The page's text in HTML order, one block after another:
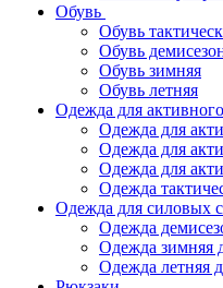
Обувь
Обувь
Обувь
Обувь зимняя
Обувь летняя
Одежда для
Одежда для
Одежда для
Одежда для
Одежда
Одежда для силовых
Одежда
Одежда зимняя
Одежда летняя